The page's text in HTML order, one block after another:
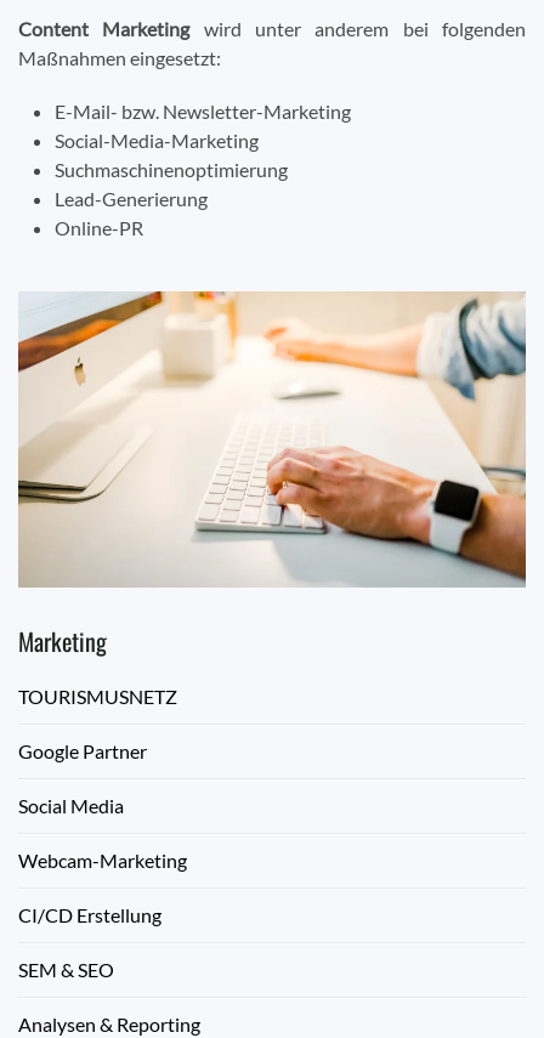
Content Marketingwird unter anderem bei folgenden
Maßnahmen eingesetzt:
E-Mail- bzw. Newsletter-Marketing
Social-Media-Marketing
Suchmaschinenoptimierung
Lead-Generierung
Online-PR
Marketing
TOURISMUSNETZ
Google Partner
Social Media
Webcam-Marketing
CI/CD Erstellung
SEM & SEO
Analysen & Reporting